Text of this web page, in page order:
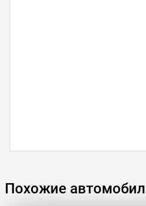
Похожие